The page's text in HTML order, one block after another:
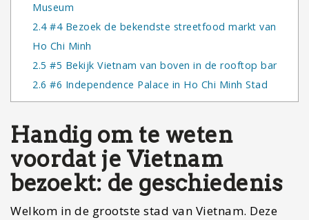
Museum
2.4#4 Bezoek de bekendste streetfood markt van
Ho Chi Minh
2.5 #5 Bekijk Vietnam van boven in de rooftop bar
2.6 #6 Independence Palace in Ho Chi Minh Stad
Handig om te weten
voordat je Vietnam
bezoekt: de geschiedenis
Welkom in de grootste stad van Vietnam. Deze